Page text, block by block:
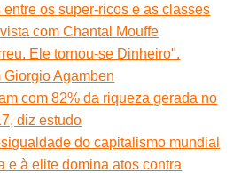
os super-ricos e as classes
com Chantal Mouffe
Ele tornou-se Dinheiro".
Giorgio Agamben
com 82% da riqueza gerada no
diz estudo
do capitalismo mundial
e à elite domina atos contra